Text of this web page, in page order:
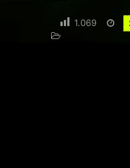
1.069